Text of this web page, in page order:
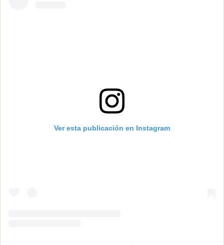
Ver esta publicación en Instagram